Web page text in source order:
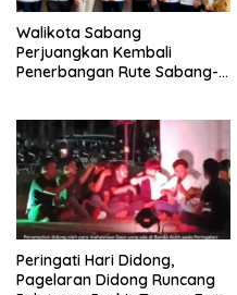
Walikota Sabang
Perjuangkan Kembali
Penerbangan Rute Sabang-
Peringati Hari Didong,
Pagelaran Didong Runcang